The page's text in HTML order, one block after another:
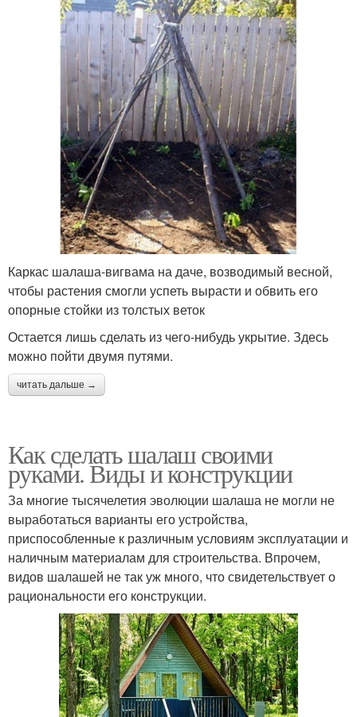
Каркас шалаша-вигвама на даче, возводимый весной,
чтобы растения смогли успеть вырасти и обвить его
опорные стойки из толстых веток
Остается лишь сделать из чего-нибудь укрытие. Здесь
можно пойти двумя путями.
читать дальше →
Как сделать шалаш своими
руками. Виды и конструкции
За многие тысячелетия эволюции шалаша не могли не
выработаться варианты его устройства,
приспособленные к различным условиям эксплуатации и
наличным материалам для строительства. Впрочем,
видов шалашей не так уж много, что свидетельствует о
рациональности его конструкции.